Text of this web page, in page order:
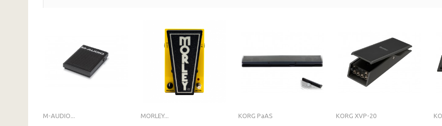
M-AUDIO... MORLEY... KORG PaAS KORG XVP-20